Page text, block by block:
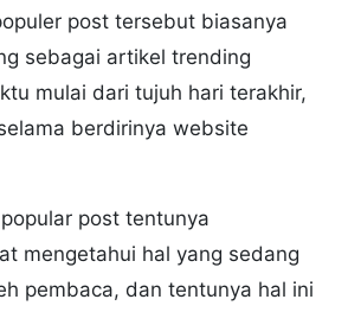
post tersebut biasanya
sebagai artikel trending
mulai dari tujuh hari terakhir,
berdirinya website
post tentunya
mengetahui hal yang sedang
pembaca, dan tentunya hal ini